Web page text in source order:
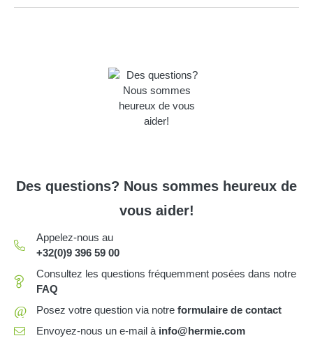
Des questions? Nous sommes heureux de
vous aider!
Appelez-nous au
+32(0)9 396 59 00
Consultez les questions fréquemment posées dans notre
FAQ
@ Posez votre question via notre formulaire de contact
Envoyez-nous un e-mail à info@hermie.com